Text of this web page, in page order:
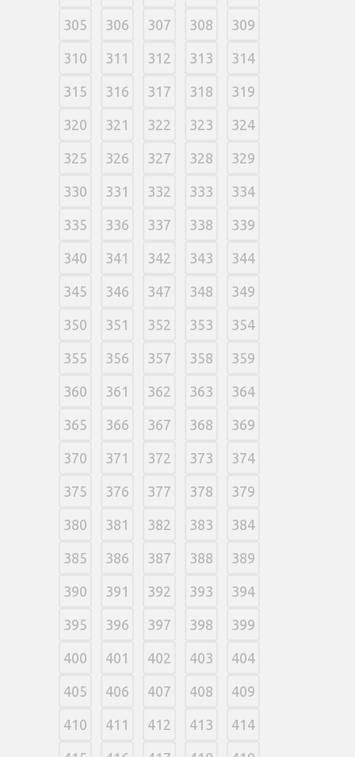
305 306 307 308 309
310 311 312 313 314
315 316 317 318 319
320 321 322 323 324
325 326 327 328 329
330 331 332 333 334
335 336 337 338 339
340 341 342 343 344
345 346 347 348 349
350 351 352 353 354
355 356 357 358 359
360 361 362 363 364
365 366 367 368 369
370 371 372 373 374
375 376 377 378 379
380 381 382 383 384
385 386 387 388 389
390 391 392 393 394
395 396 397 398 399
400 401 402 403 404
405 406 407 408 409
410 411 412 413 414